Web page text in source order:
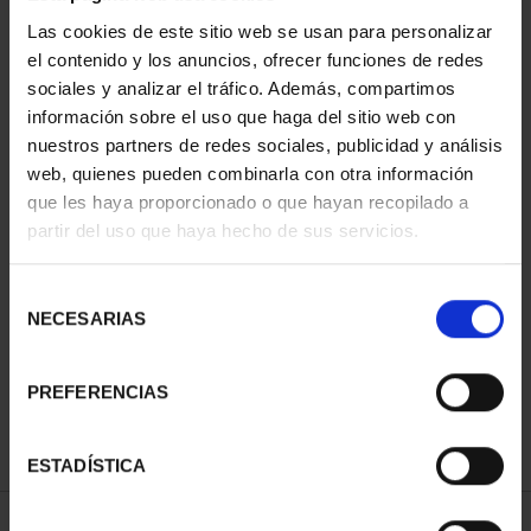
Las cookies de este sitio web se usan para personalizar
el contenido y los anuncios, ofrecer funciones de redes
sociales y analizar el tráfico. Además, compartimos
información sobre el uso que haga del sitio web con
nuestros partners de redes sociales, publicidad y análisis
web, quienes pueden combinarla con otra información
que les haya proporcionado o que hayan recopilado a
partir del uso que haya hecho de sus servicios.
NECESARIAS
PREFERENCIAS
ESTADÍSTICA
CAPITALES DE
COMPLET...